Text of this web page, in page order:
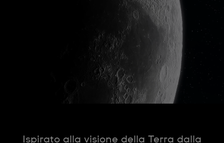
Ispirato alla visione della Terra dalla